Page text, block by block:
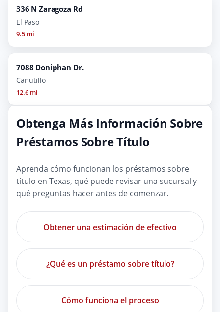
336 N Zaragoza Rd
El Paso
9.5 mi
7088 Doniphan Dr.
Canutillo
12.6 mi
Obtenga Más Información Sobre
Préstamos Sobre Título
Aprenda cómo funcionan los préstamos sobre
título en Texas, qué puede revisar una sucursal y
qué preguntas hacer antes de comenzar.
Obtener una estimación de efectivo
¿Qué es un préstamo sobre título?
Cómo funciona el proceso